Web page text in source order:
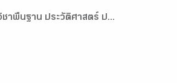
าพื้นฐาน ประวัติศาสตร์ ป...